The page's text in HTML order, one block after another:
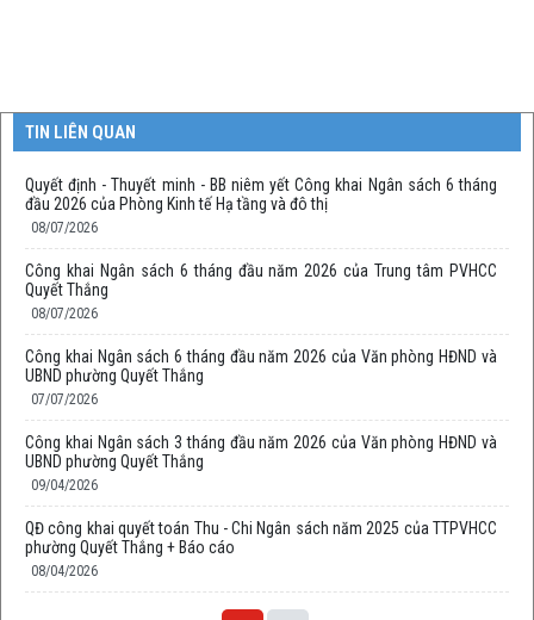
TIN LIÊN QUAN
Quyết định - Thuyết minh - BB niêm yết Công khai Ngân sách 6 tháng
đầu 2026 của Phòng Kinh tế Hạ tầng và đô thị
08/07/2026
Công khai Ngân sách 6 tháng đầu năm 2026 của Trung tâm PVHCC
Quyết Thắng
08/07/2026
Công khai Ngân sách 6 tháng đầu năm 2026 của Văn phòng HĐND và
UBND phường Quyết Thắng
07/07/2026
Công khai Ngân sách 3 tháng đầu năm 2026 của Văn phòng HĐND và
UBND phường Quyết Thắng
09/04/2026
QĐ công khai quyết toán Thu - Chi Ngân sách năm 2025 của TTPVHCC
phường Quyết Thắng + Báo cáo
08/04/2026